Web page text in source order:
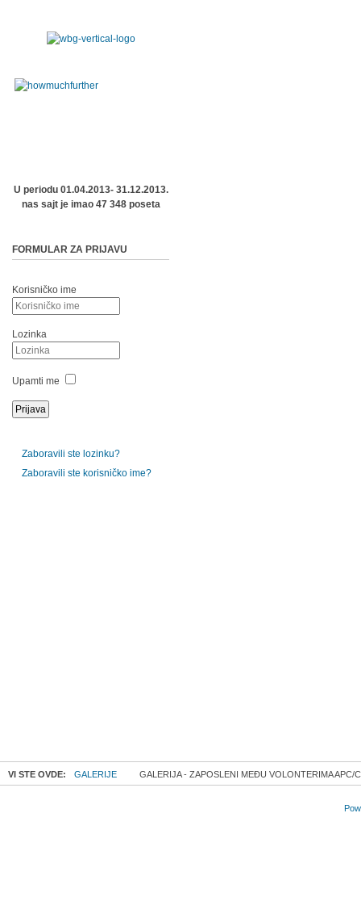
U periodu 01.04.2013- 31.12.2013.
nas sajt je imao 47 348 poseta
FORMULAR ZA PRIJAVU
Korisničko ime
Lozinka
Upamti me
Zaboravili ste lozinku?
Zaboravili ste korisničko ime?
VI STE OVDE: GALERIJE GALERIJA - ZAPOSLENI MEĐU VOLONTERIMA APC/